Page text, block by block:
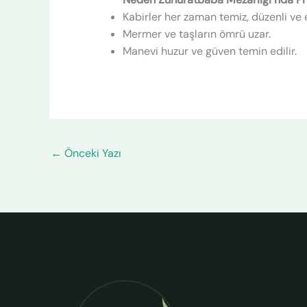
Kabirler her zaman temiz, düzenli ve
Mermer ve taşların ömrü uzar.
Manevi huzur ve güven temin edilir.
← Önceki Yazı